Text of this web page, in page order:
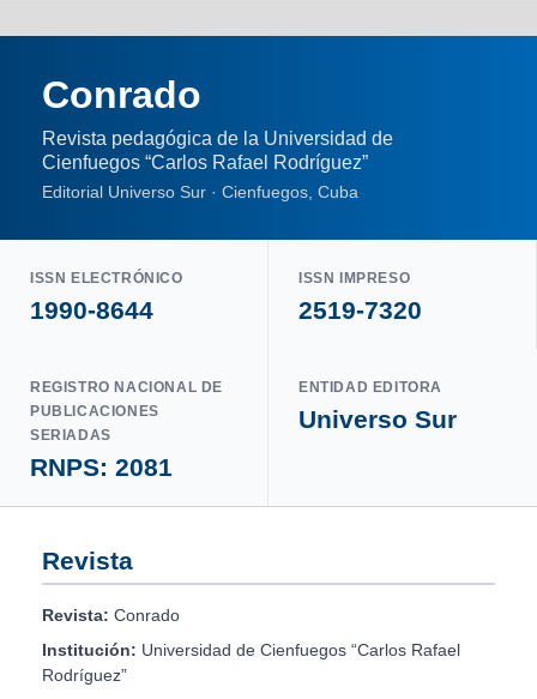
Conrado
Revista pedagógica de la Universidad de
Cienfuegos “Carlos Rafael Rodríguez”
Editorial Universo Sur · Cienfuegos, Cuba
ISSN ELECTRÓNICO
1990-8644
ISSN IMPRESO
2519-7320
REGISTRO NACIONAL DE
PUBLICACIONES
SERIADAS
RNPS: 2081
ENTIDAD EDITORA
Universo Sur
Revista
Revista: Conrado
Institución: Universidad de Cienfuegos “Carlos Rafael
Rodríguez”